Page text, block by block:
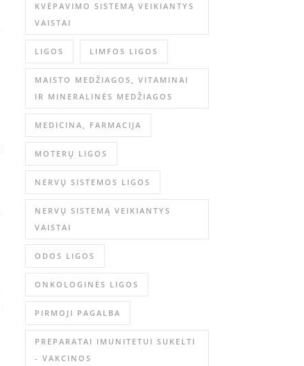
KVĖPAVIMO SISTEMĄ VEIKIANTYS
VAISTAI
LIGOS LIMFOS LIGOS
MAISTO MEDŽIAGOS, VITAMINAI
IR MINERALINĖS MEDŽIAGOS
MEDICINA, FARMACIJA
MOTERŲ LIGOS
NERVŲ SISTEMOS LIGOS
NERVŲ SISTEMĄ VEIKIANTYS
VAISTAI
ODOS LIGOS
ONKOLOGINĖS LIGOS
PIRMOJI PAGALBA
PREPARATAI IMUNITETUI SUKELTI
- VAKCINOS